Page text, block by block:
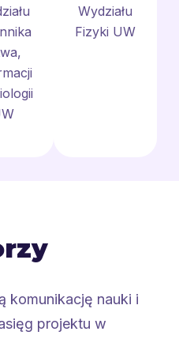
Wydziału
Fizyki UW
komunikację nauki i
projektu w